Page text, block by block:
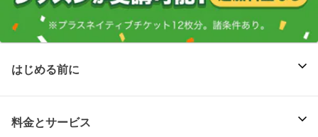
はじめる前に
料金とサービス